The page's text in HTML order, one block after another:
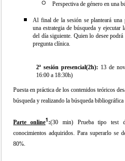
Perspectiva de género en una
Al final de la sesión se planteará una
una estrategia de búsqueda y ejecutar
del día siguiente. Quien lo desee
pregunta clínica.
2ª sesión presencial(2h): 13 de
16:00 a 18:30h)
Puesta en práctica de los contenidos teóricos
búsqueda y realizando la búsqueda bibliográfica
Parte online1:(30 min) Prueba tipo test
conocimientos adquiridos. Para superarlo se
80%.